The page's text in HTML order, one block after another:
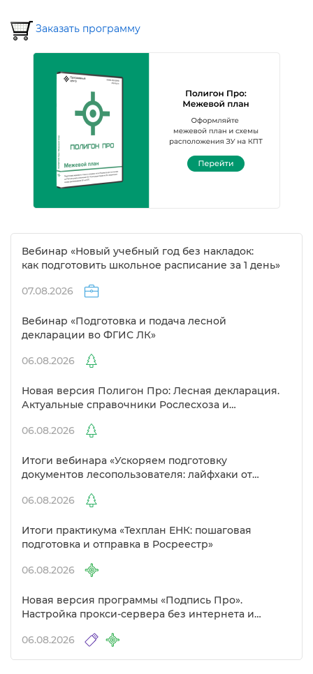
Заказать программу
ебинар «Новый учебный год без накладок:
как подготовить школьное расписание за 1 день»
07.08.2026
ебинар «Подготовка и подача лесной
декларации во ФГИС ЛК»
06.08.2026
Новая версия Полигон Про: Лесная декларация.
Актуальные справочники Рослесхоза и
06.08.2026
Итоги вебинара «Ускоряем подготовку
документов лесопользователя: лайфхаки от
06.08.2026
Итоги практикума «Техплан ЕНК: пошаговая
подготовка и отправка в Росреестр»
06.08.2026
Новая версия программы «Подпись Про».
Настройка прокси-сервера без интернета и
06.08.2026